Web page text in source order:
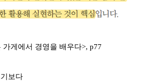
가게에서 경영을 배우다>, p77
보다